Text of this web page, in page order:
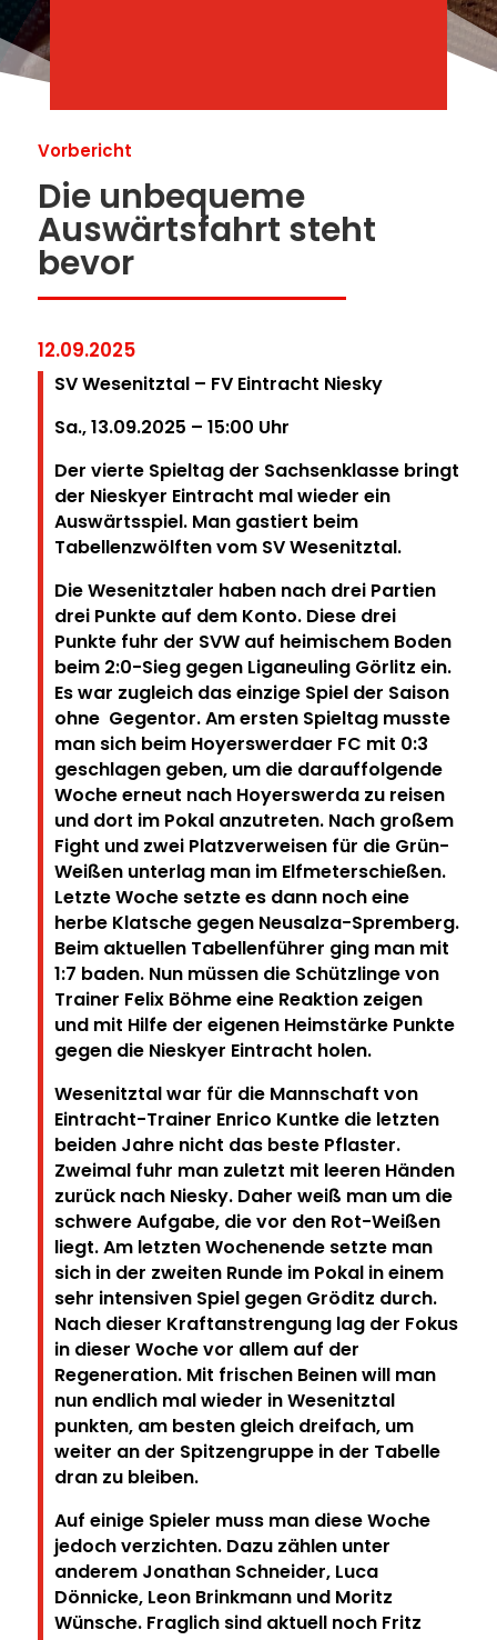
Vorbericht
Die unbequeme
Auswärtsfahrt steht
bevor
12.09.2025
SV Wesenitztal – FV Eintracht Niesky
Sa., 13.09.2025 – 15:00 Uhr
Der vierte Spieltag der Sachsenklasse bringt
der Nieskyer Eintracht mal wieder ein
Auswärtsspiel. Man gastiert beim
Tabellenzwölften vom SV Wesenitztal.
Die Wesenitztaler haben nach drei Partien
drei Punkte auf dem Konto. Diese drei
Punkte fuhr der SVW auf heimischem Boden
beim 2:0-Sieg gegen Liganeuling Görlitz ein.
Es war zugleich das einzige Spiel der Saison
ohne Gegentor. Am ersten Spieltag musste
man sich beim Hoyerswerdaer FC mit 0:3
geschlagen geben, um die darauffolgende
Woche erneut nach Hoyerswerda zu reisen
und dort im Pokal anzutreten. Nach großem
Fight und zwei Platzverweisen für die Grün-
Weißen unterlag man im Elfmeterschießen.
Letzte Woche setzte es dann noch eine
herbe Klatsche gegen Neusalza-Spremberg.
Beim aktuellen Tabellenführer ging man mit
1:7 baden. Nun müssen die Schützlinge von
Trainer Felix Böhme eine Reaktion zeigen
und mit Hilfe der eigenen Heimstärke Punkte
gegen die Nieskyer Eintracht holen.
Wesenitztal war für die Mannschaft von
Eintracht-Trainer Enrico Kuntke die letzten
beiden Jahre nicht das beste Pflaster.
Zweimal fuhr man zuletzt mit leeren Händen
zurück nach Niesky. Daher weiß man um die
schwere Aufgabe, die vor den Rot-Weißen
liegt. Am letzten Wochenende setzte man
sich in der zweiten Runde im Pokal in einem
sehr intensiven Spiel gegen Gröditz durch.
Nach dieser Kraftanstrengung lag der Fokus
in dieser Woche vor allem auf der
Regeneration. Mit frischen Beinen will man
nun endlich mal wieder in Wesenitztal
punkten, am besten gleich dreifach, um
weiter an der Spitzengruppe in der Tabelle
dran zu bleiben.
Auf einige Spieler muss man diese Woche
jedoch verzichten. Dazu zählen unter
anderem Jonathan Schneider, Luca
Dönnicke, Leon Brinkmann und Moritz
Wünsche. Fraglich sind aktuell noch Fritz